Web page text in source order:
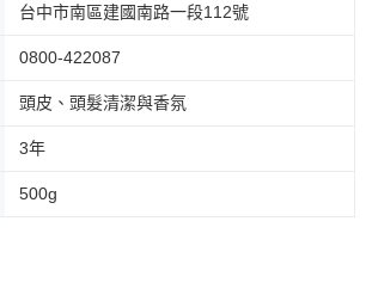
台中市南區建國南路一段112號
0800-422087
頭皮、頭髮清潔與香氛
3年
500g